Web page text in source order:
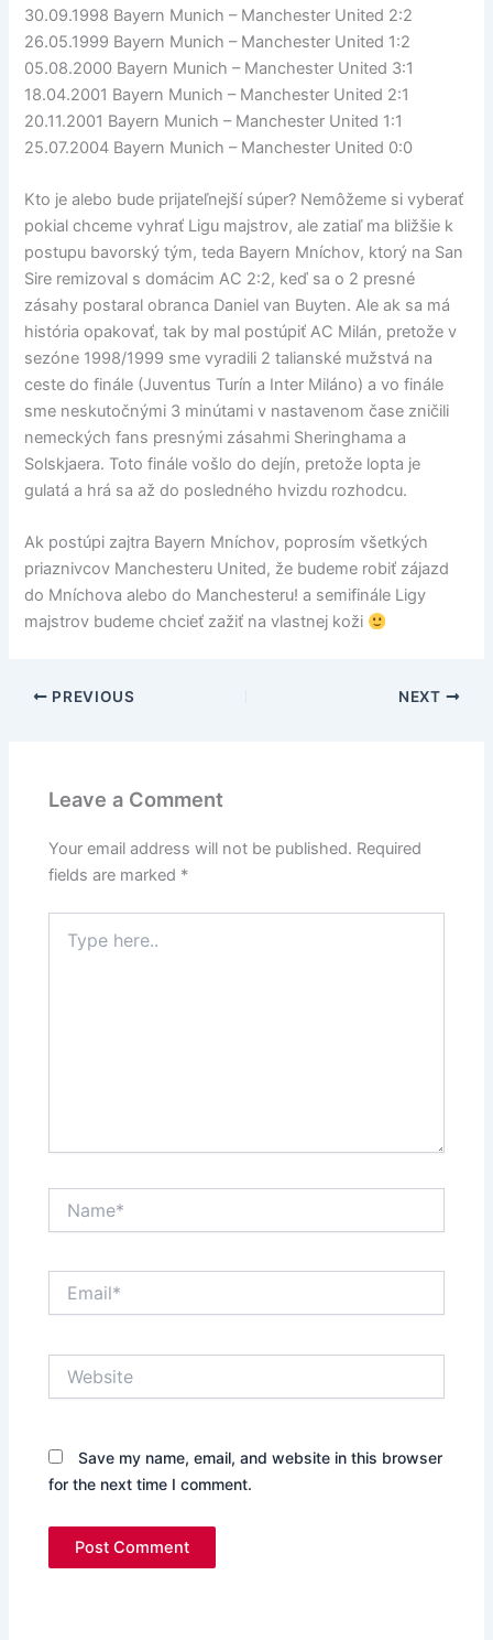
30.09.1998 Bayern Munich – Manchester United 2:2
26.05.1999 Bayern Munich – Manchester United 1:2
05.08.2000 Bayern Munich – Manchester United 3:1
18.04.2001 Bayern Munich – Manchester United 2:1
20.11.2001 Bayern Munich – Manchester United 1:1
25.07.2004 Bayern Munich – Manchester United 0:0
Kto je alebo bude prijateľnejší súper? Nemôžeme si vyberať
pokial chceme vyhrať Ligu majstrov, ale zatiaľ ma bližšie k
postupu bavorský tým, teda Bayern Mníchov, ktorý na San
Sire remizoval s domácim AC 2:2, keď sa o 2 presné
zásahy postaral obranca Daniel van Buyten. Ale ak sa má
história opakovať, tak by mal postúpiť AC Milán, pretože v
sezóne 1998/1999 sme vyradili 2 talianské mužstvá na
ceste do finále (Juventus Turín a Inter Miláno) a vo finále
sme neskutočnými 3 minútami v nastavenom čase zničili
nemeckých fans presnými zásahmi Sheringhama a
Solskjaera. Toto finále vošlo do dejín, pretože lopta je
gulatá a hrá sa až do posledného hvizdu rozhodcu.
Ak postúpi zajtra Bayern Mníchov, poprosím všetkých
priaznivcov Manchesteru United, že budeme robiť zájazd
do Mníchova alebo do Manchesteru! a semifinále Ligy
majstrov budeme chcieť zažiť na vlastnej koži
PREVIOUS NEXT
Leave a Comment
Your email address will not be published. Required
fields are marked *
here..
Save my name, email, and website in this browser
for the next time I comment.